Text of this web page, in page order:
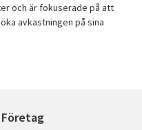
och är fokuserade på att
avkastningen på sina
Företag